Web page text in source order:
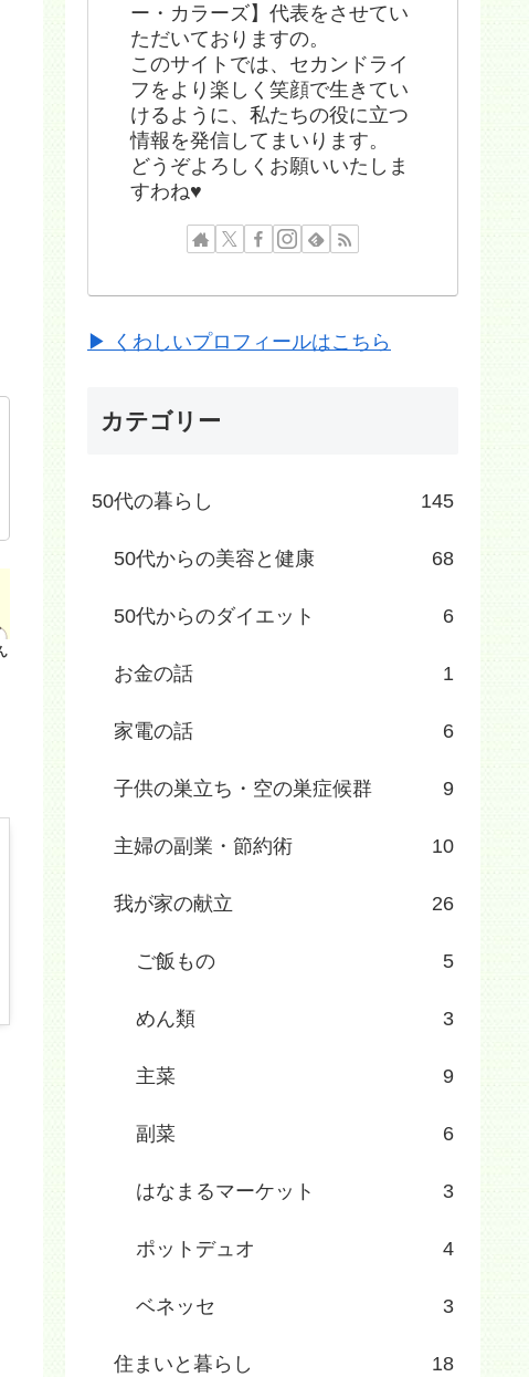
ー・カラーズ】代表をさせてい
ただいておりますの。
このサイトでは、セカンドライ
フをより楽しく笑顔で生きてい
けるように、私たちの役に立つ
情報を発信してまいります。
どうぞよろしくお願いいたしま
すわね♥
▶ くわしいプロフィールはこちら
カテゴリー
50代の暮らし 145
50代からの美容と健康 68
50代からのダイエット 6
お金の話 1
家電の話 6
子供の巣立ち・空の巣症候群 9
主婦の副業・節約術 10
我が家の献立 26
ご飯もの 5
めん類 3
主菜 9
副菜 6
はなまるマーケット 3
ポットデュオ 4
ベネッセ 3
住まいと暮らし 18